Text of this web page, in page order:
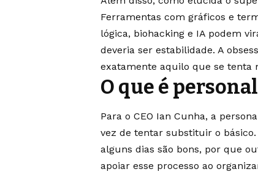
Ferramentas com gráficos e
lógica, biohacking e IA podem
deveria ser estabilidade. A
exatamente aquilo que se tenta
O que é
Para o CEO Ian Cunha, a
vez de tentar substituir o
alguns dias são bons, por que
apoiar esse processo ao